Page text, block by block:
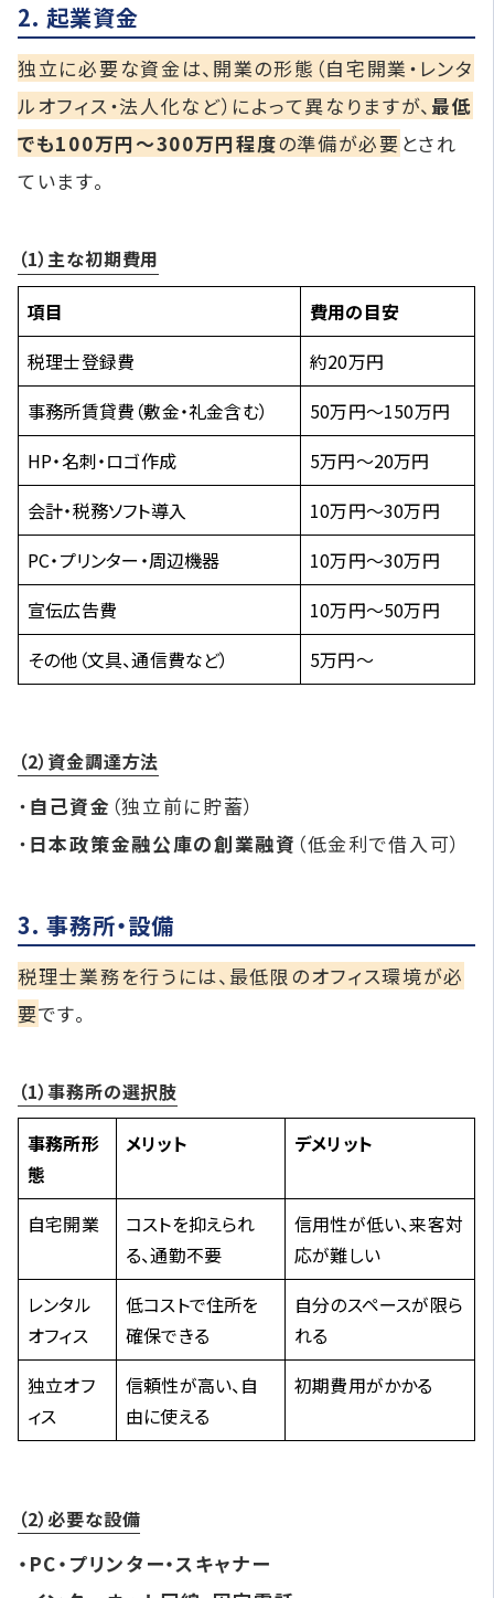
2. 起業資金
独立に必要な資金は、開業の形態（自宅開業・レンタ
ルオフィス・法人化など）によって異なりますが、 最低
でも100万円～300万円程度の準備が必要 とされ
ています。
（1）主な初期費用
項目
費用の目安
税理士登録費
約20万円
事務所賃貸費（敷金・礼金含む）
50万円～150万円
HP・名刺・ロゴ作成
5万円～20万円
会計・税務ソフト導入
10万円～30万円
PC・プリンター・周辺機器
10万円～30万円
宣伝広告費
10万円～50万円
その他（文具、通信費など）
5万円～
（2）資金調達方法
・ 自己資金 （独立前に貯蓄）
・ 日本政策金融公庫の創業融資 （低金利で借入可）
3. 事務所・設備
税理士業務を行うには、最低限のオフィス環境が必
要です。
（1）事務所の選択肢
事務所形
態
メリット デメリット
自宅開業
コストを抑えられ
る、通勤不要
信用性が低い、来客対
応が難しい
レンタル
オフィス
低コストで住所を
確保できる
自分のスペースが限ら
れる
独立オフ
ィス
信頼性が高い、自
由に使える
初期費用がかかる
（2）必要な設備
・PC・プリンター・スキャナー